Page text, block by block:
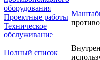
оборудования
Проектные работы
Техническое
обслуживание
Полный список